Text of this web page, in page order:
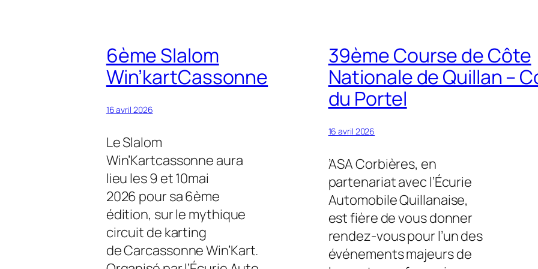
6ème Slalom
Win’kartCassonne
16 avril 2026
Le Slalom
Win’Kartcassonne aura
lieu les 9 et 10mai
2026 pour sa 6ème
édition, sur le mythique
circuit de karting
de Carcassonne Win’Kart.
39ème Course de Côte
Nationale de Quillan –
du Portel
16 avril 2026
’ASA Corbières, en
partenariat avec l’Écurie
Automobile Quillanaise,
est fière de vous donner
rendez-vous pour l’un des
événements majeurs de